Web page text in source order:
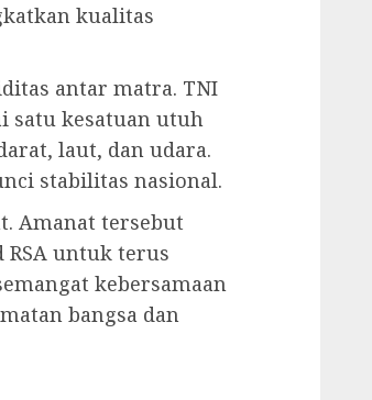
kualitas
antar matra. TNI
satu kesatuan utuh
laut, dan udara.
stabilitas nasional.
Amanat tersebut
untuk terus
kebersamaan
bangsa dan